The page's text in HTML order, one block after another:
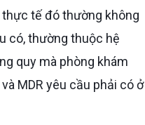
tế đó thường không
có, thường thuộc hệ
quy mà phòng khám
MDR yêu cầu phải có ở